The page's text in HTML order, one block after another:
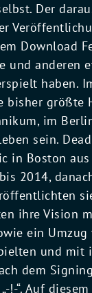
Der
Download
und anderen
haben.
größte
im
sein.
in Boston
2014,
ihre Vision
ein
und mit
dem
“. Auf